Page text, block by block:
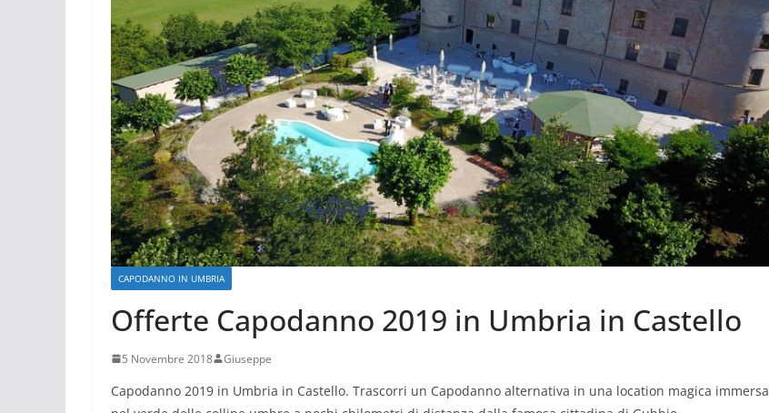
CAPODANNO IN UMBRIA
Offerte Capodanno 2019 in Umbria in Castello
5 Novembre 2018 Giuseppe
Capodanno 2019 in Umbria in Castello. Trascorri un Capodanno alternativa in una location magica immersa